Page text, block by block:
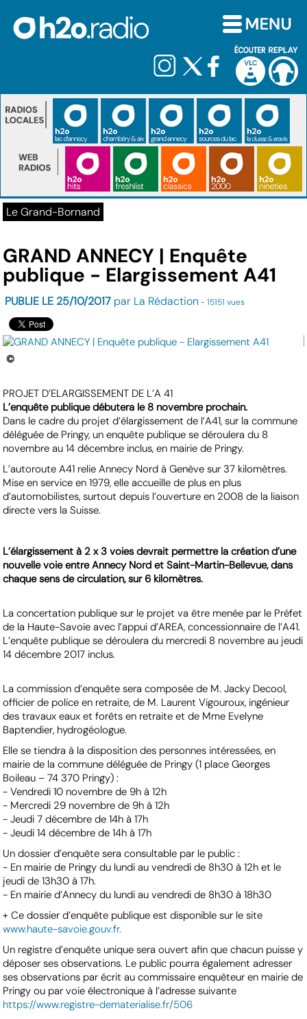
Le Grand-Bornand
GRAND ANNECY | Enquête
publique - Elargissement A41
PUBLIE LE 25/10/2017 par La Rédaction - 15151 vues
©
PROJET D’ELARGISSEMENT DE L’A 41
L’enquête publique débutera le 8 novembre prochain.
Dans le cadre du projet d’élargissement de l’A41, sur la commune
déléguée de Pringy, un enquête publique se déroulera du 8
novembre au 14 décembre inclus, en mairie de Pringy.
L’autoroute A41 relie Annecy Nord à Genève sur 37 kilomètres.
Mise en service en 1979, elle accueille de plus en plus
d’automobilistes, surtout depuis l’ouverture en 2008 de la liaison
directe vers la Suisse.
L’élargissement à 2 x 3 voies devrait permettre la création d’une
nouvelle voie entre Annecy Nord et Saint-Martin-Bellevue, dans
chaque sens de circulation, sur 6 kilomètres.
La concertation publique sur le projet va être menée par le Préfet
de la Haute-Savoie avec l’appui d’AREA, concessionnaire de l’A41.
L’enquête publique se déroulera du mercredi 8 novembre au jeudi
14 décembre 2017 inclus.
La commission d’enquête sera composée de M. Jacky Decool,
officier de police en retraite, de M. Laurent Vigouroux, ingénieur
des travaux eaux et forêts en retraite et de Mme Evelyne
Baptendier, hydrogéologue.
Elle se tiendra à la disposition des personnes intéressées, en
mairie de la commune déléguée de Pringy (1 place Georges
Boileau – 74 370 Pringy) :
- Vendredi 10 novembre de 9h à 12h
- Mercredi 29 novembre de 9h à 12h
- Jeudi 7 décembre de 14h à 17h
- Jeudi 14 décembre de 14h à 17h
Un dossier d’enquête sera consultable par le public :
- En mairie de Pringy du lundi au vendredi de 8h30 à 12h et le
jeudi de 13h30 à 17h.
- En mairie d’Annecy du lundi au vendredi de 8h30 à 18h30
+ Ce dossier d’enquête publique est disponible sur le site
www.haute-savoie.gouv.fr.
Un registre d’enquête unique sera ouvert afin que chacun puisse y
déposer ses observations. Le public pourra également adresser
ses observations par écrit au commissaire enquêteur en mairie de
Pringy ou par voie électronique à l’adresse suivante
https://www.registre-dematerialise.fr/506